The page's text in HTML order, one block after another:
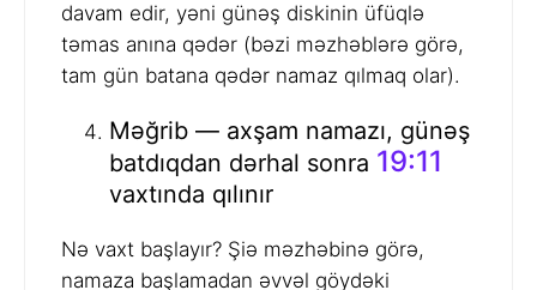
davam edir, yəni günəş diskinin üfüqlə
təmas anına qədər (bəzi məzhəblərə görə,
tam gün batana qədər namaz qılmaq olar).
Məğrib — axşam namazı, günəş
batdıqdan dərhal sonra 19:11
vaxtında qılınır
Nə vaxt başlayır? Şiə məzhəbinə görə,
namaza başlamadan əvvəl göydəki